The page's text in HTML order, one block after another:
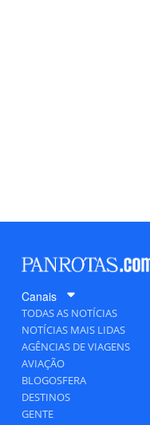
Canais
TODAS AS NOTÍCIAS
NOTÍCIAS MAIS LIDAS
AGÊNCIAS DE VIAGENS
AVIAÇÃO
BLOGOSFERA
DESTINOS
GENTE